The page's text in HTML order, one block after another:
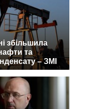
збільшила
та
– ЗМІ